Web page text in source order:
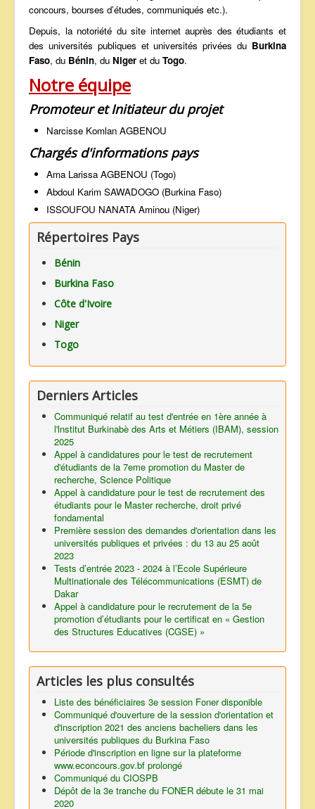
concours, bourses d’études, communiqués etc.).
Depuis, la notoriété du site internet auprès des étudiants et
des universités publiques et universités privées du Burkina
Faso, du Bénin, du Niger et du Togo.
Notre équipe
Promoteur et Initiateur du projet
Narcisse Komlan AGBENOU
Chargés d'informations pays
Ama Larissa AGBENOU (Togo)
Abdoul Karim SAWADOGO (Burkina Faso)
ISSOUFOU NANATA Aminou (Niger)
Répertoires Pays
Bénin
Burkina Faso
Côte d'Ivoire
Niger
Togo
Derniers Articles
Communiqué relatif au test d'entrée en 1ère année à
l'lnstitut Burkinabè des Arts et Métiers (IBAM), session
2025
Appel à candidatures pour le test de recrutement
d'étudiants de la 7eme promotion du Master de
recherche, Science Politique
Appel à candidature pour le test de recrutement des
étudiants pour le Master recherche, droit privé
fondamental
Première session des demandes d'orientation dans les
universités publiques et privées : du 13 au 25 août
2023
Tests d’entrée 2023 - 2024 à l’Ecole Supérieure
Multinationale des Télécommunications (ESMT) de
Dakar
Appel à candidature pour le recrutement de la 5e
promotion d’étudiants pour le certificat en « Gestion
des Structures Educatives (CGSE) »
Articles les plus consultés
Liste des bénéficiaires 3e session Foner disponible
Communiqué d'ouverture de la session d'orientation et
d'inscription 2021 des anciens bacheliers dans les
universités publiques du Burkina Faso
Période d'inscription en ligne sur la plateforme
www.econcours.gov.bf prolongé
Communiqué du CIOSPB
Dépôt de la 3e tranche du FONER débute le 31 mai
2020